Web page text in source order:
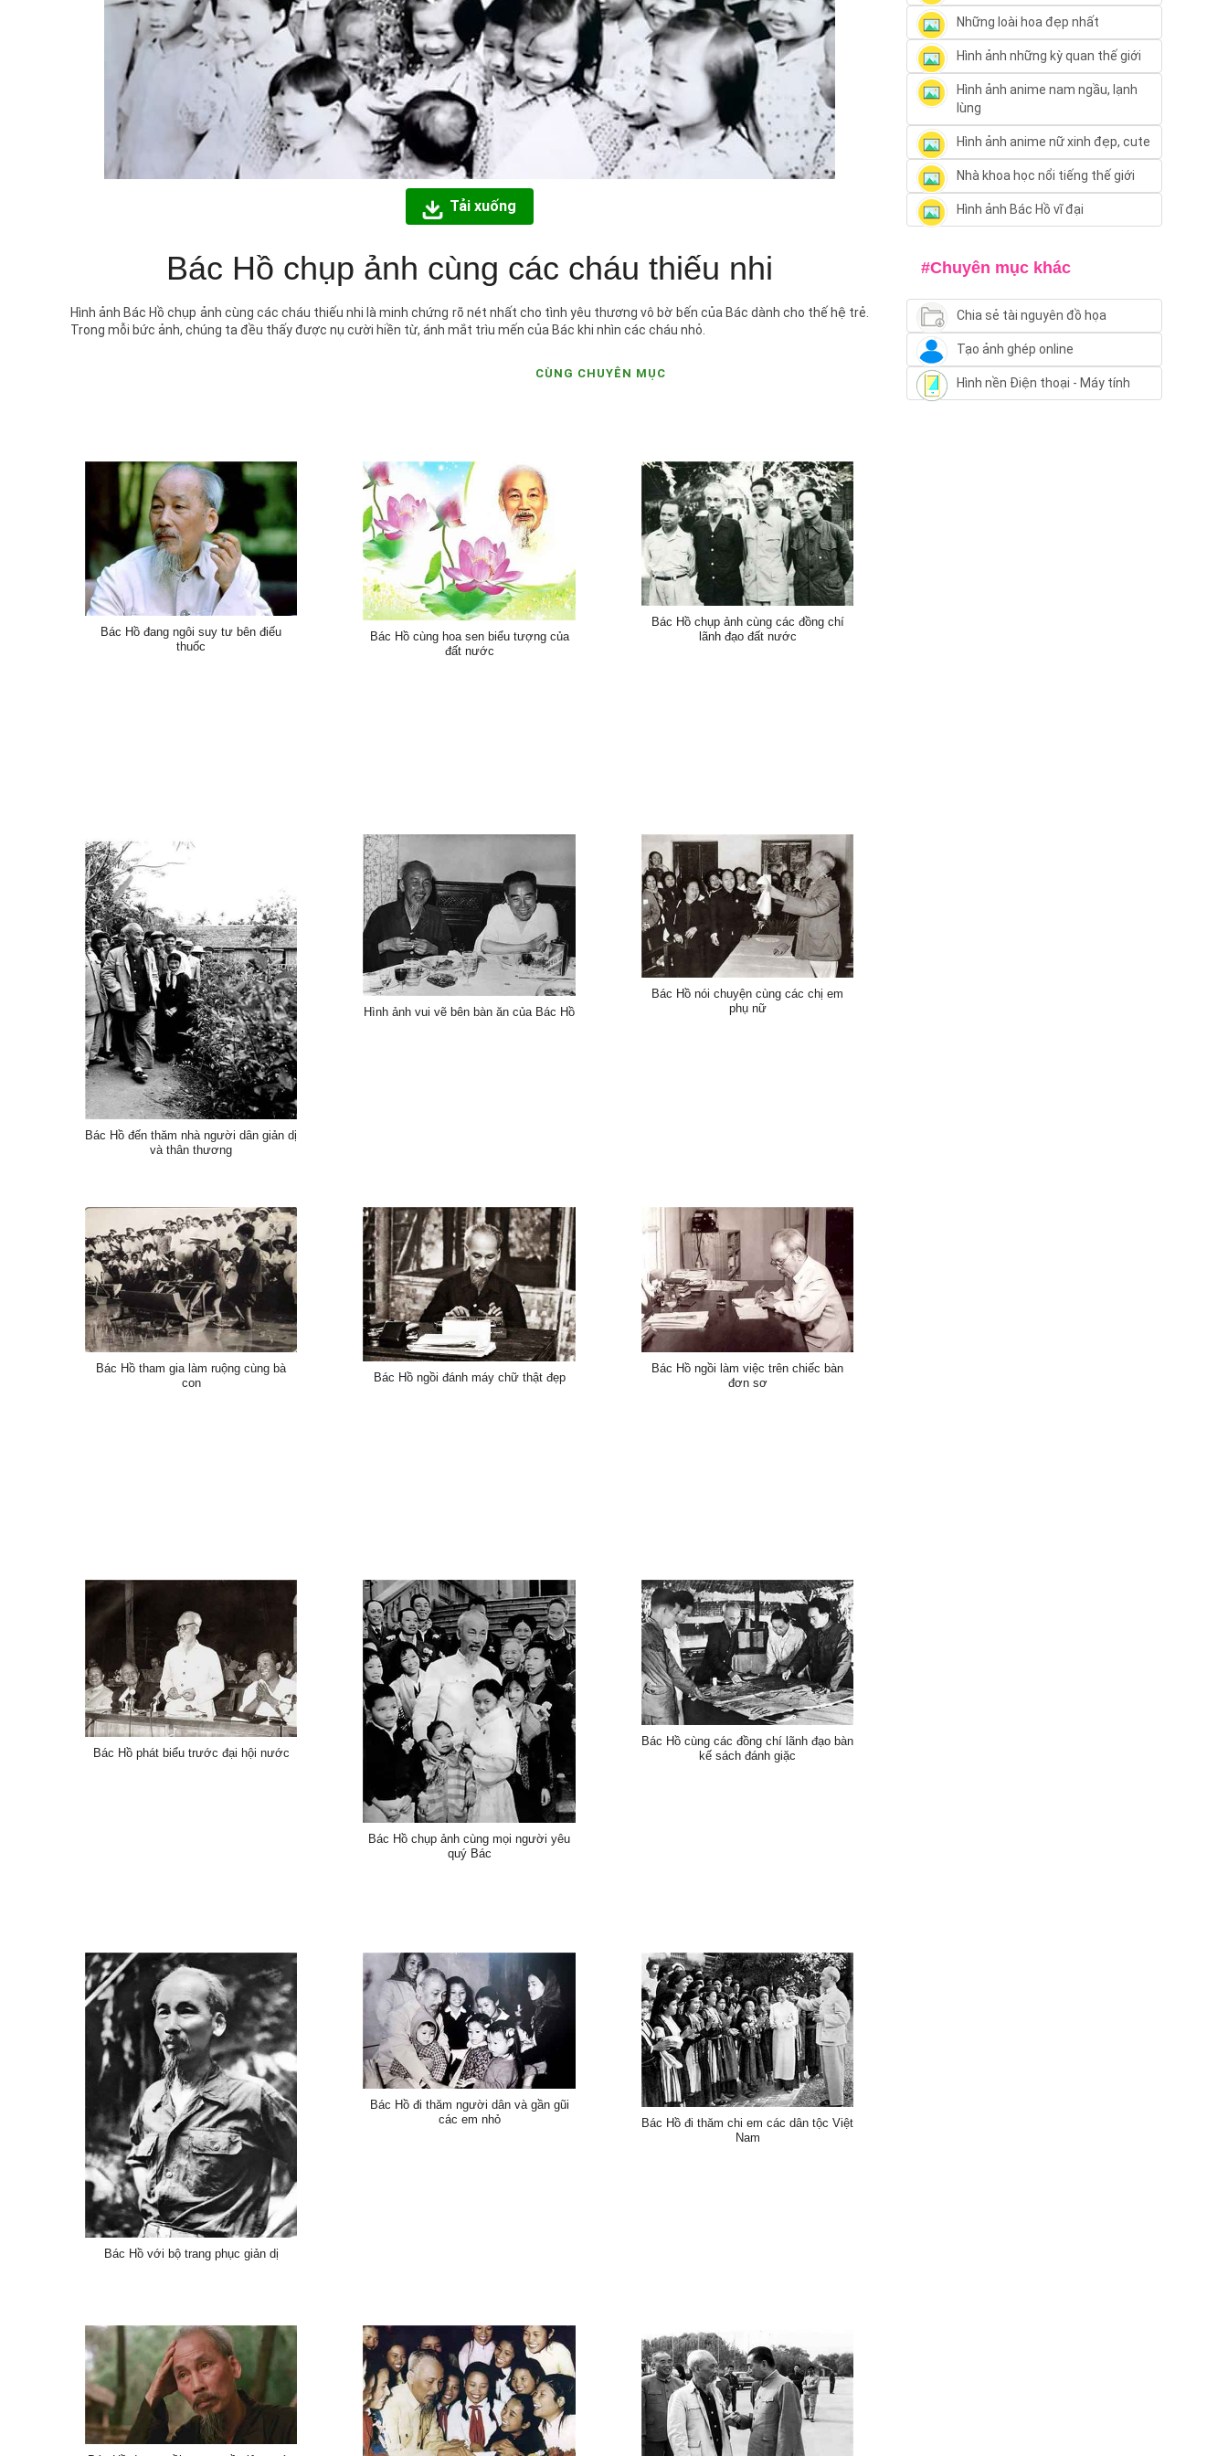
Tải xuống
Bác Hồ chụp ảnh cùng các cháu thiếu nhi
Hình ảnh Bác Hồ chụp ảnh cùng các cháu thiếu nhi là minh chứng rõ nét nhất cho tình yêu thương vô bờ bến của Bác dành cho thế hệ trẻ.
Trong mỗi bức ảnh, chúng ta đều thấy được nụ cười hiền từ, ánh mắt trìu mến của Bác khi nhìn các cháu nhỏ.
CÙNG CHUYÊN MỤC
Bác Hồ đang ngôi suy tư bên điếu
thuốc
Bác Hồ cùng hoa sen biểu tượng của
đất nước
Bác Hồ chụp ảnh cùng các đồng chí
lãnh đạo đất nước
Bác Hồ đến thăm nhà người dân giản dị
và thân thương
Hình ảnh vui vẽ bên bàn ăn của Bác Hồ
Bác Hồ nói chuyện cùng các chị em
phụ nữ
Bác Hồ tham gia làm ruộng cùng bà
con
Bác Hồ ngồi đánh máy chữ thật đẹp
Bác Hồ ngồi làm việc trên chiếc bàn
đơn sơ
Bác Hồ phát biểu trước đại hội nước
Bác Hồ chụp ảnh cùng mọi người yêu
quý Bác
Bác Hồ cùng các đồng chí lãnh đạo bàn
kế sách đánh giặc
Bác Hồ với bộ trang phục giản dị
Bác Hồ đi thăm người dân và gần gũi
các em nhỏ
Bác Hồ đi thăm chi em các dân tộc Việt
Nam
Những loài hoa đẹp nhất
Hình ảnh những kỳ quan thế giới
Hình ảnh anime nam ngầu, lạnh
lùng
Hình ảnh anime nữ xinh đẹp, cute
Nhà khoa học nổi tiếng thế giới
Hình ảnh Bác Hồ vĩ đại
#Chuyên mục khác
Chia sẻ tài nguyên đồ họa
Tạo ảnh ghép online
Hình nền Điện thoại - Máy tính